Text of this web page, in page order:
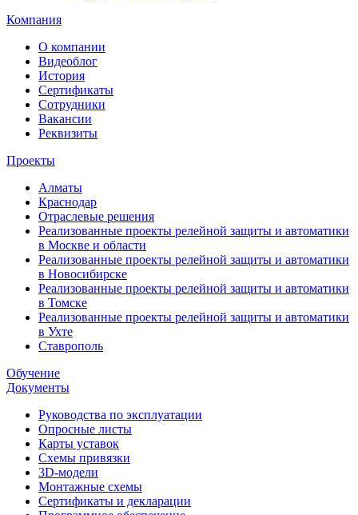
Компания
О компании
Видеоблог
История
Сертификаты
Сотрудники
Вакансии
Реквизиты
Проекты
Алматы
Краснодар
Отраслевые решения
Реализованные проекты релейной защиты и автоматики
в Москве и области
Реализованные проекты релейной защиты и автоматики
в Новосибирске
Реализованные проекты релейной защиты и автоматики
в Томске
Реализованные проекты релейной защиты и автоматики
в Ухте
Ставрополь
Обучение
Документы
Руководства по эксплуатации
Опросные листы
Карты уставок
Схемы привязки
3D-модели
Монтажные схемы
Сертификаты и декларации